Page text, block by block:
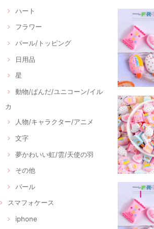
ハート
フラワー
パール/トッピング
日用品
星
動物/ぱんだ/ユニコーン/イル
カ
人物/キャラクター/アニメ
文字
夢かわいい虹/雲/天使の羽
その他
パール
スマフォケース
iphone